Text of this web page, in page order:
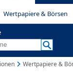
Wertpapiere & Börsen
Wertpapiere &